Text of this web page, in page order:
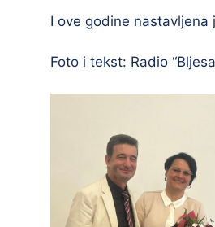
I ove godine
Foto i tekst: Radio